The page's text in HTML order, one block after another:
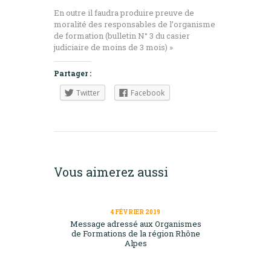
En outre il faudra produire preuve de
moralité des responsables de l’organisme
de formation (bulletin N° 3 du casier
judiciaire de moins de 3 mois) »
Partager :
Twitter Facebook
Vous aimerez aussi
4 FÉVRIER 2019
Message adressé aux Organismes
de Formations de la région Rhône
Alpes